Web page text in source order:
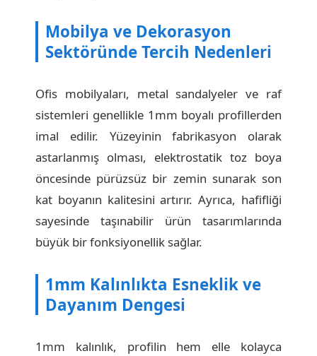
Mobilya ve Dekorasyon
Sektöründe Tercih Nedenleri
Ofis mobilyaları, metal sandalyeler ve raf
sistemleri genellikle 1mm boyalı profillerden
imal edilir. Yüzeyinin fabrikasyon olarak
astarlanmış olması, elektrostatik toz boya
öncesinde pürüzsüz bir zemin sunarak son
kat boyanın kalitesini artırır. Ayrıca, hafifliği
sayesinde taşınabilir ürün tasarımlarında
büyük bir fonksiyonellik sağlar.
1mm Kalınlıkta Esneklik ve
Dayanım Dengesi
1mm kalınlık, profilin hem elle kolayca